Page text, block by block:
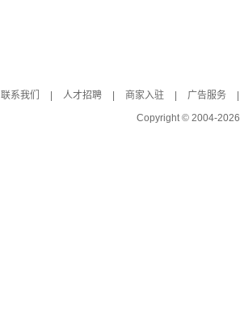
联系我们 人才招聘 商家入驻 广告服务
Copyright © 2004-2026